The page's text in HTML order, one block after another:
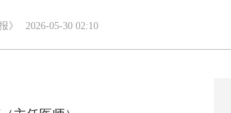
》 2026-05-30 02:10